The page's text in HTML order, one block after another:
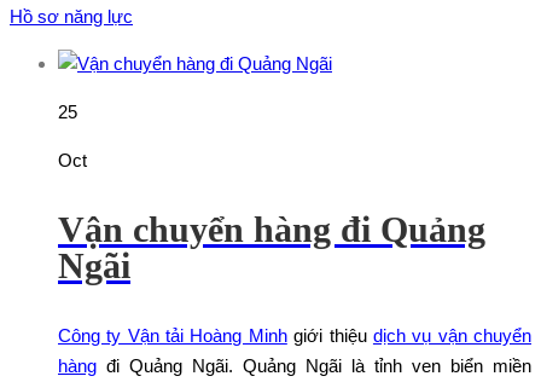
Hồ sơ năng lực
25
Oct
Vận chuyển hàng đi Quảng
Ngãi
Công ty Vận tải Hoàng Minhgiới thiệu dịch vụ vận chuyển
hàng đi Quảng Ngãi. Quảng Ngãi là tỉnh ven biển miền